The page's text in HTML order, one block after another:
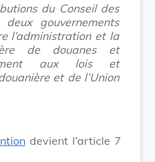
du Conseil des
gouvernements
l’administration et la
de douanes et
aux lois et
et de l’Union
devient l’article 7